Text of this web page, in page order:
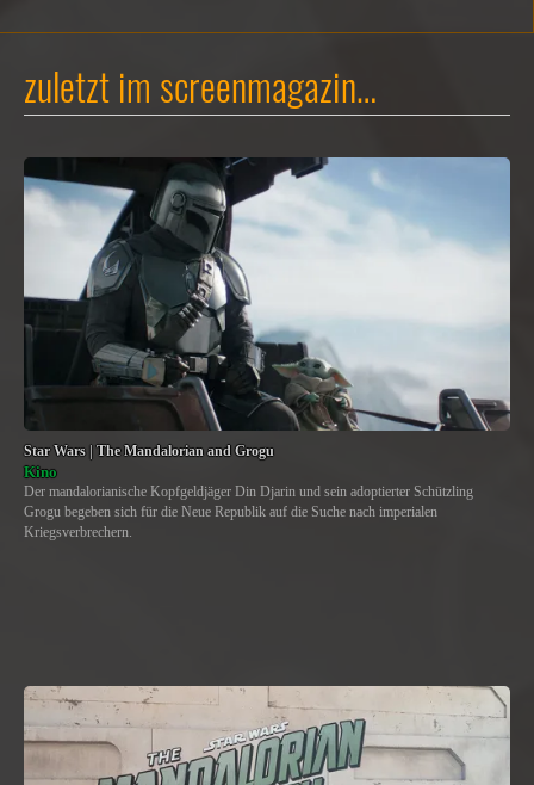
zuletzt im screenmagazin…
Star Wars | The Mandalorian and Grogu
Kino
Der mandalorianische Kopfgeldjäger Din Djarin und sein adoptierter Schützling
Grogu begeben sich für die Neue Republik auf die Suche nach imperialen
Kriegsverbrechern.